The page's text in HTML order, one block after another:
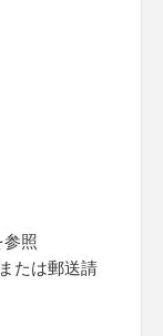
照
たは郵送請